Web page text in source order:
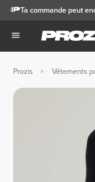
Ta commande peut
Prozis Vêtements